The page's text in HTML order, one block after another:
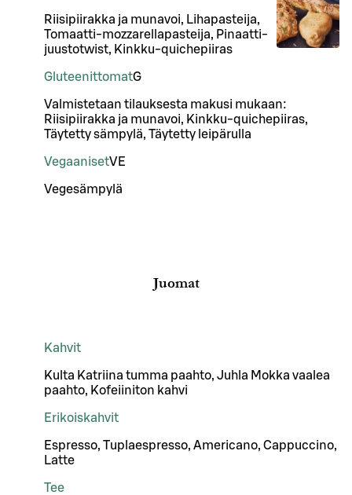
Riisipiirakka ja munavoi, Lihapasteija,
Tomaatti-mozzarellapasteija, Pinaatti-
juustotwist, Kinkku-quichepiiras
GluteenittomatG
Valmistetaan tilauksesta makusi mukaan:
Riisipiirakka ja munavoi, Kinkku-quichepiiras,
Täytetty sämpylä, Täytetty leipärulla
VegaanisetVE
Vegesämpylä
Juomat
Kahvit
Kulta Katriina tumma paahto, Juhla Mokka vaalea
paahto, Kofeiiniton kahvi
Erikoiskahvit
Espresso, Tuplaespresso, Americano, Cappuccino,
Latte
Tee